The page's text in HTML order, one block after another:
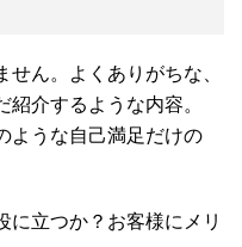
ん。よくありがちな、
介するような内容。
ような自己満足だけの
に立つか？お客様にメリ